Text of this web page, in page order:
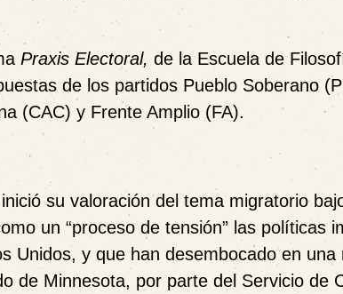
Praxis Electoral, de la Escuela de
de los partidos Pueblo Soberano
(CAC) y Frente Amplio (FA).
su valoración del tema migratorio
un “proceso de tensión” las políticas
Unidos, y que han desembocado en
de Minnesota, por parte del Servicio de